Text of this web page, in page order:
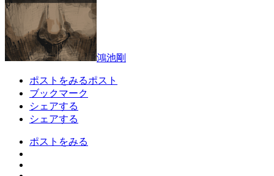
鴻池剛
ポストをみるポスト
ブックマーク
シェアする
シェアする
ポストをみる